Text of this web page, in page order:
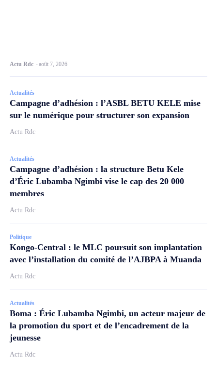
Actu Rdc -août 7, 2026
Actualités
Campagne d’adhésion : l’ASBL BETU KELE mise
sur le numérique pour structurer son expansion
Actu Rdc
Actualités
Campagne d’adhésion : la structure Betu Kele
d’Éric Lubamba Ngimbi vise le cap des 20 000
membres
Actu Rdc
Politique
Kongo-Central : le MLC poursuit son implantation
avec l’installation du comité de l’AJBPA à Muanda
Actu Rdc
Actualités
Boma : Éric Lubamba Ngimbi, un acteur majeur de
la promotion du sport et de l’encadrement de la
jeunesse
Actu Rdc